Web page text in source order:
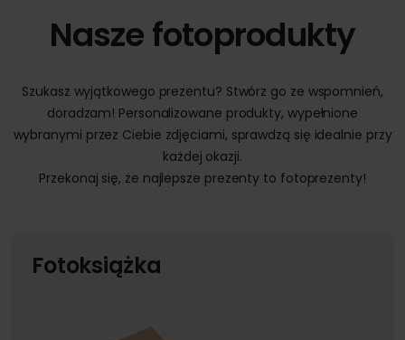
Nasze fotoprodukty
Szukasz wyjątkowego prezentu? Stwórz go ze wspomnień,
doradzam! Personalizowane produkty, wypełnione
wybranymi przez Ciebie zdjęciami, sprawdzą się idealnie przy
każdej okazji.
Przekonaj się, że najlepsze prezenty to fotoprezenty!
Fotoksiążka